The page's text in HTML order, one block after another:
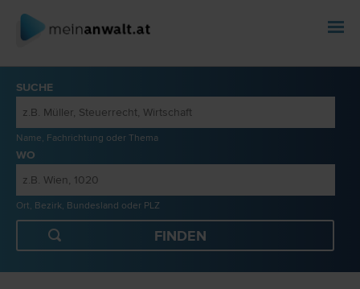
SUCHE
Name, Fachrichtung oder Thema
WO
Ort, Bezirk, Bundesland oder PLZ